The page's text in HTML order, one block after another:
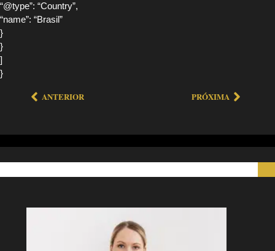
“@type”: “Country”,
“name”: “Brasil”
}
}
]
}
ANTERIOR PRÓXIMA